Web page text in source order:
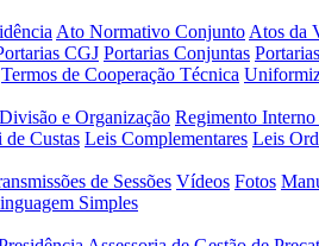
Ato Normativo Conjunto Atos da
CGJ Portarias Conjuntas
Termos de Cooperação Técnica
e Organização Regimento
de Custas Leis Complementares Leis
de Sessões Vídeos Fotos
Simples